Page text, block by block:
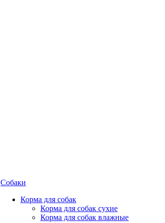
Собаки
Корма для собак
Корма для собак сухие
Корма для собак влажные